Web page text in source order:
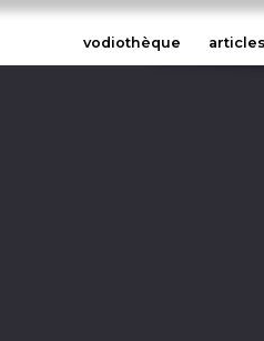
vodiothèque articles